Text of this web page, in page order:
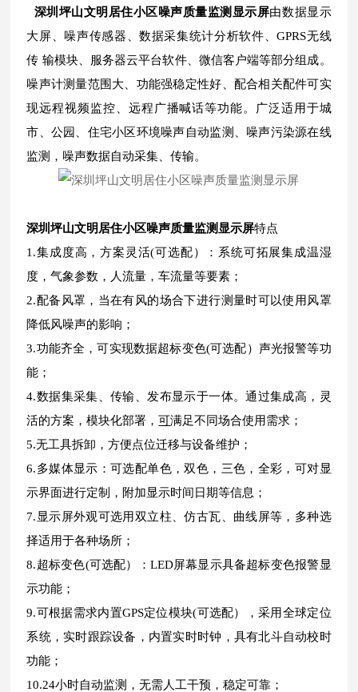
深圳坪山文明居住小区噪声质量监测显示屏由数据显示
大屏、噪声传感器、数据采集统计分析软件、GPRS无线
传 输模块、服务器云平台软件、微信客户端等部分组成。
噪声计测量范围大、功能强稳定性好、配合相关配件可实
现远程视频监控、远程广播喊话等功能。广泛适用于城
市、公园、住宅小区环境噪声自动监测、噪声污染源在线
监测，噪声数据自动采集、传输。
深圳坪山文明居住小区噪声质量监测显示屏特点
1.集成度高，方案灵活(可选配）：系统可拓展集成温湿
度，气象参数，人流量，车流量等要素；
2.配备风罩，当在有风的场合下进行测量时可以使用风罩
降低风噪声的影响；
3.功能齐全，可实现数据超标变色(可选配）声光报警等功
能；
4.数据集采集、传输、发布显示于一体。通过集成高，灵
活的方案，模块化部署，可满足不同场合使用需求；
5.无工具拆卸，方便点位迁移与设备维护；
6.多媒体显示：可选配单色，双色，三色，全彩，可对显
示界面进行定制，附加显示时间日期等信息；
7.显示屏外观可选用双立柱、仿古瓦、曲线屏等，多种选
择适用于各种场所；
8.超标变色(可选配）：LED屏幕显示具备超标变色报警显
示功能；
9.可根据需求内置GPS定位模块(可选配），采用全球定位
系统，实时跟踪设备，内置实时时钟，具有北斗自动校时
功能；
10.24小时自动监测，无需人工干预，稳定可靠；